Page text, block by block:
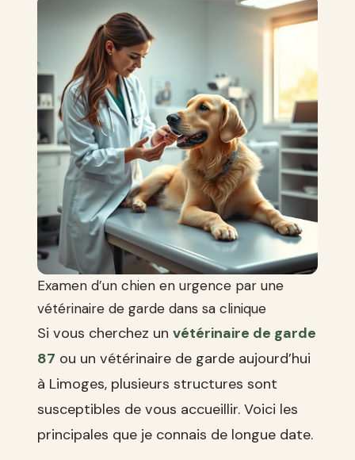
Examen d’un chien en urgence par une
vétérinaire de garde dans sa clinique
Si vous cherchez un vétérinaire de garde
87 ou un vétérinaire de garde aujourd’hui
à Limoges, plusieurs structures sont
susceptibles de vous accueillir. Voici les
principales que je connais de longue date.